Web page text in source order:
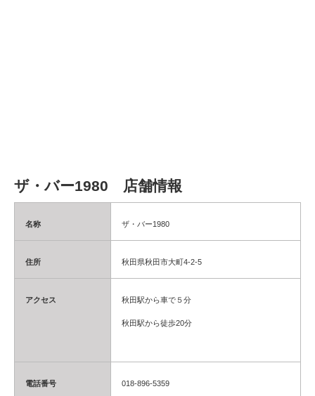
ザ・バー1980 店舗情報
名称 ザ・バー1980
住所 秋田県秋田市大町4-2-5
アクセス 秋田駅から車で５分
秋田駅から徒歩20分
電話番号 018-896-5359